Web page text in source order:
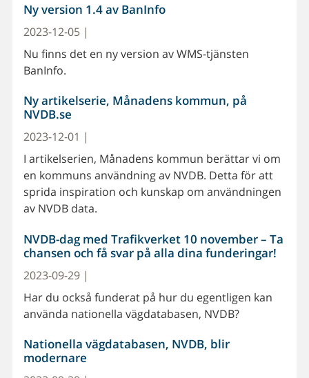
Ny version 1.4 av BanInfo
2023-12-05 |
Nu finns det en ny version av WMS-tjänsten
BanInfo.
Ny artikelserie, Månadens kommun, på
NVDB.se
2023-12-01 |
I artikelserien, Månadens kommun berättar vi om
en kommuns användning av NVDB. Detta för att
sprida inspiration och kunskap om användningen
av NVDB data.
NVDB-dag med Trafikverket 10 november – Ta
chansen och få svar på alla dina funderingar!
2023-09-29 |
Har du också funderat på hur du egentligen kan
använda nationella vägdatabasen, NVDB?
Nationella vägdatabasen, NVDB, blir
modernare